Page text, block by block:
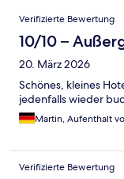
Bewertungen
Verifizierte Bewertung
10/10 –
20. März 2026
Schönes, kleines
jedenfalls wieder
Martin, Aufenthalt
Verifizierte Bewertung